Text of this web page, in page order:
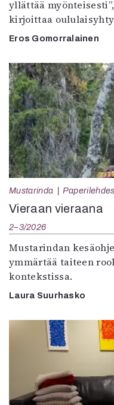
yllättää myönteisesti”,
kirjoittaa
Eros Gomorralainen
Mustarinda
Vieraan vieraana
2–3/2026
Mustarindan
ymmärtää taiteen
kontekstissa.
Laura Suurhasko